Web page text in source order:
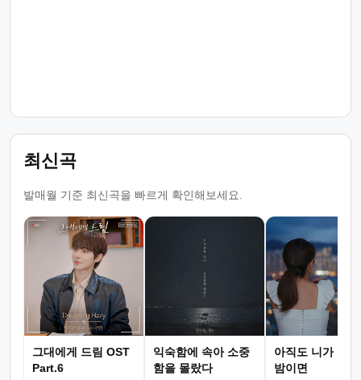
최신곡
발매월 기준 최신곡을 빠르게 확인해보세요.
그대에게 드림 OST
Part.6
익숙함에 속아 소중
함을 몰랐다
아직도 니가 그
밤이면